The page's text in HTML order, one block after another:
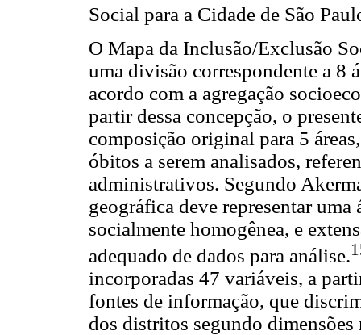
Social para a Cidade de São
O Mapa da Inclusão/Exclusão
uma divisão correspondente a 8
acordo com a agregação
partir dessa concepção, o
composição original para 5
óbitos a serem analisados,
administrativos. Segundo
geográfica deve representar
socialmente homogênea, e
adequado de dados para análise.
incorporadas 47 variáveis, a
fontes de informação, que
dos distritos segundo